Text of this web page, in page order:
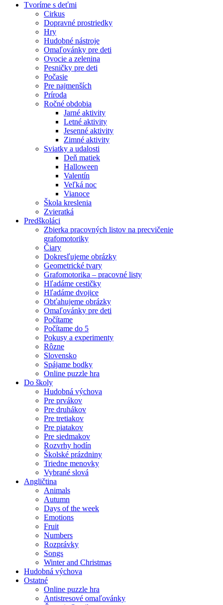
Tvoríme s deťmi
Cirkus
Dopravné prostriedky
Hry
Hudobné nástroje
Omaľovánky pre deti
Ovocie a zelenina
Pesničky pre deti
Počasie
Pre najmenších
Príroda
Ročné obdobia
Jarné aktivity
Letné aktivity
Jesenné aktivity
Zimné aktivity
Sviatky a udalosti
Deň matiek
Halloween
Valentín
Veľká noc
Vianoce
Škola kreslenia
Zvieratká
Predškoláci
Zbierka pracovných listov na precvičenie
grafomotoriky
Čiary
Dokresľujeme obrázky
Geometrické tvary
Grafomotorika – pracovné listy
Hľadáme cestičky
Hľadáme dvojice
Obťahujeme obrázky
Omaľovánky pre deti
Počítame
Počítame do 5
Pokusy a experimenty
Rôzne
Slovensko
Spájame bodky
Online puzzle hra
Do školy
Hudobná výchova
Pre prvákov
Pre druhákov
Pre tretiakov
Pre piatakov
Pre siedmakov
Rozvrhy hodín
Školské prázdniny
Triedne menovky
Vybrané slová
Angličtina
Animals
Autumn
Days of the week
Emotions
Fruit
Numbers
Rozprávky
Songs
Winter and Christmas
Hudobná výchova
Ostatné
Online puzzle hra
Antistresové omaľovánky